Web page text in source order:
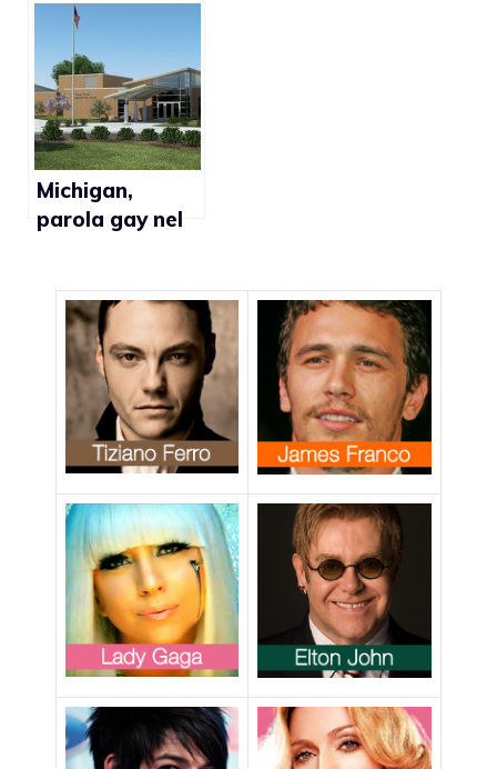
chiude copo 29
anni di attività
Michigan,
parola gay nel
eliminata
dall’insegnante
e reintrodotta
dal preside